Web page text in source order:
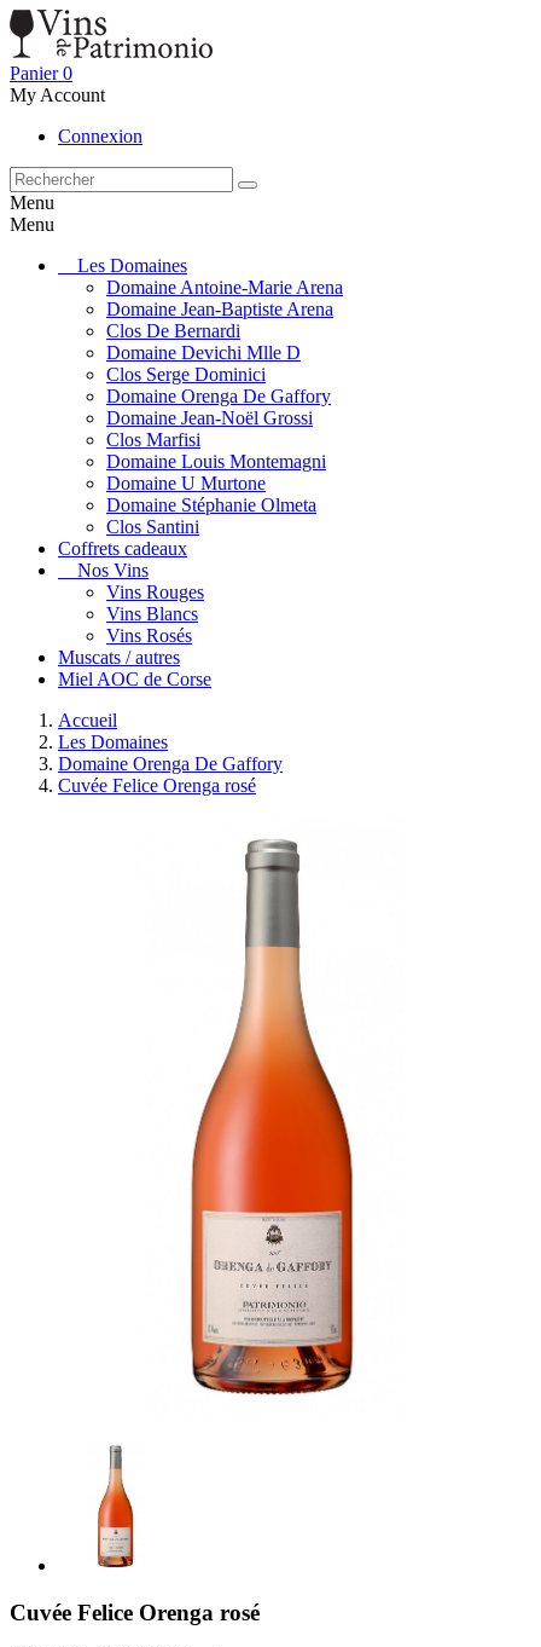
Panier 0
My Account
Connexion
Menu
Menu
Les Domaines
Domaine Antoine-Marie Arena
Domaine Jean-Baptiste Arena
Clos De Bernardi
Domaine Devichi Mlle D
Clos Serge Dominici
Domaine Orenga De Gaffory
Domaine Jean-Noël Grossi
Clos Marfisi
Domaine Louis Montemagni
Domaine U Murtone
Domaine Stéphanie Olmeta
Clos Santini
Coffrets cadeaux
Nos Vins
Vins Rouges
Vins Blancs
Vins Rosés
Muscats / autres
Miel AOC de Corse
Accueil
Les Domaines
Domaine Orenga De Gaffory
Cuvée Felice Orenga rosé
Cuvée Felice Orenga rosé